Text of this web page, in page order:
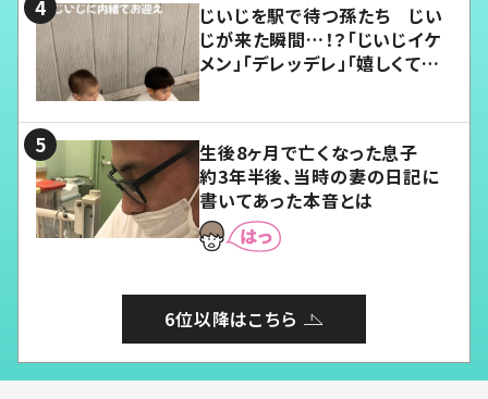
じいじを駅で待つ孫たち じい
じが来た瞬間…！？「じいじイケ
メン」「デレッデレ」「嬉しくて可
生後8ヶ月で亡くなった息子
約3年半後、当時の妻の日記に
書いてあった本音とは
6位以降はこちら